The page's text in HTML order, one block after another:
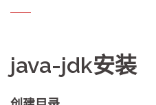
java-jdk安装